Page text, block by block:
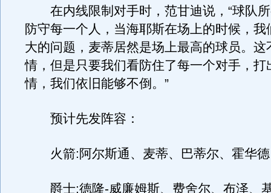
在内线限制对手时，范甘迪说，“球队所
防守每一个人，当海耶斯在场上的时候，我
大的问题，麦蒂居然是场上最高的球员。这
情，但是只要我们看防住了每一个对手，打
情，我们依旧能够不倒。”
预计先发阵容：
火箭:阿尔斯通、麦蒂、巴蒂尔、霍华德
爵士:德隆-威廉姆斯、费舍尔、布泽、